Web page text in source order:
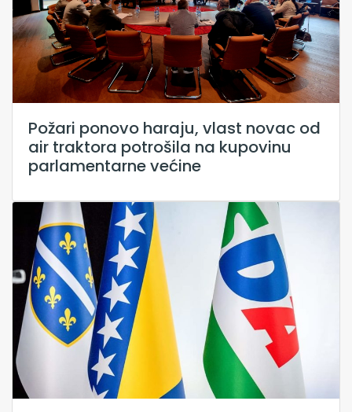
Požari ponovo haraju, vlast novac od
air traktora potrošila na kupovinu
parlamentarne većine